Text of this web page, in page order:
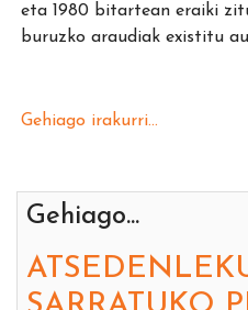
eta 1980 bitartean eraiki
buruzko araudiak existitu
Gehiago irakurri...
Gehiago...